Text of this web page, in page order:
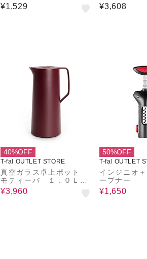
¥1,529 ¥3,608
40%OFF
T-fal OUTLET STORE
真空ガラス卓上ポット
モティーバ １．０Ｌ
ワインレッド
¥3,960
50%OFF
T-fal OUTLET
インジニオ
ープナー
¥1,650